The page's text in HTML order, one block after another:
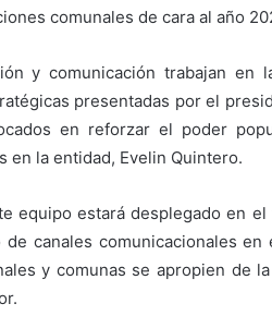
comunales de cara al año
y comunicación trabajan en
presentadas por el
en reforzar el poder
en la entidad, Evelin Quintero.
equipo estará desplegado en
canales comunicacionales
y comunas se apropien de